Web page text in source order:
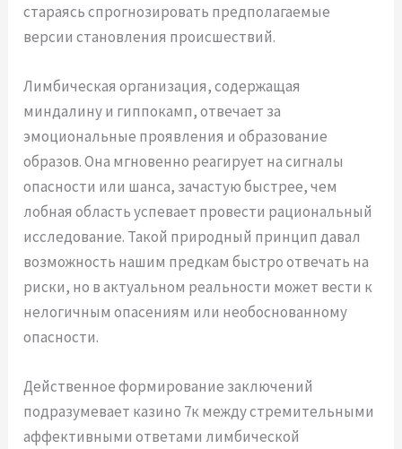
стараясь спрогнозировать предполагаемые
версии становления происшествий.
Лимбическая организация, содержащая
миндалину и гиппокамп, отвечает за
эмоциональные проявления и образование
образов. Она мгновенно реагирует на сигналы
опасности или шанса, зачастую быстрее, чем
лобная область успевает провести рациональный
исследование. Такой природный принцип давал
возможность нашим предкам быстро отвечать на
риски, но в актуальном реальности может вести к
нелогичным опасениям или необоснованному
опасности.
Действенное формирование заключений
подразумевает казино 7к между стремительными
аффективными ответами лимбической